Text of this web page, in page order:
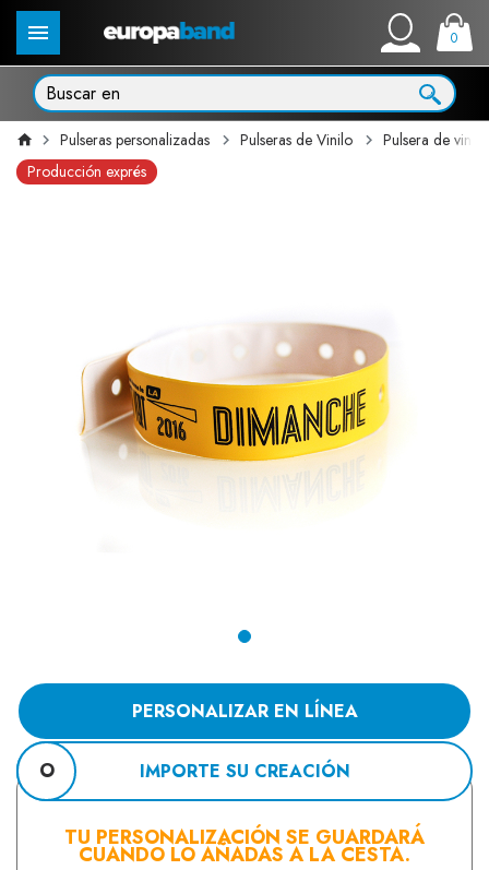
0
Pulseras personalizadas Pulseras de Vinilo
Pulsera de
Producción exprés
PERSONALIZAR EN LÍNEA
O IMPORTE SU CREACIÓN
TU PERSONALIZACIÓN SE GUARDARÁ
CUANDO LO AÑADAS A LA CESTA.